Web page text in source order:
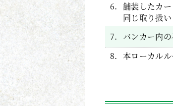
6. 舗装したカ
同じ取り扱
7. バンカー内の
8. 本ローカル